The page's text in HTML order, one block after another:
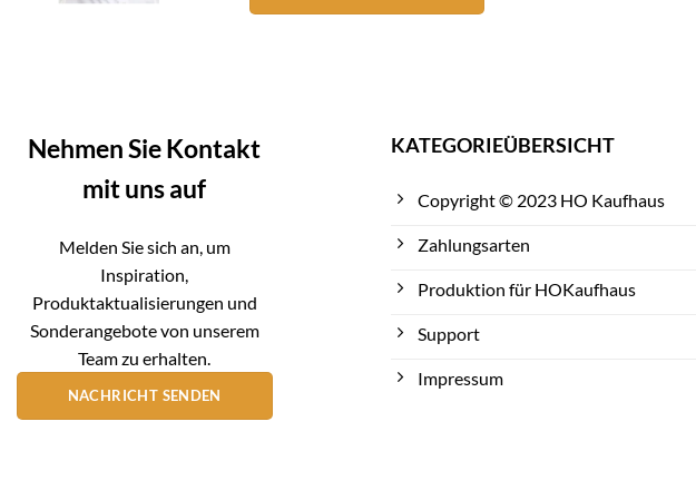
Nehmen Sie Kontakt
mit uns auf
Melden Sie sich an, um
Inspiration,
Produktaktualisierungen und
Sonderangebote von unserem
Team zu erhalten.
NACHRICHT SENDEN
KATEGORIEÜBERSICHT
Copyright © 2023 HO Kaufhaus
Zahlungsarten
Produktion für HOKaufhaus
Support
Impressum